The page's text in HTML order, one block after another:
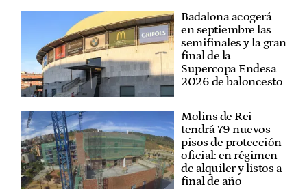
Badalona acogerá
en septiembre las
semifinales y la gran
final de la
Supercopa Endesa
2026 de baloncesto
Molins de Rei
tendrá 79 nuevos
pisos de protección
oficial: en régimen
de alquiler y listos a
final de año